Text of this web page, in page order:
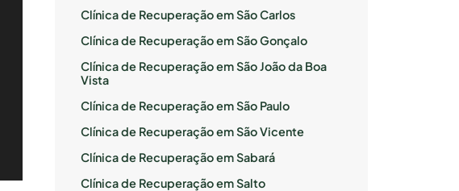
Clínica de Recuperação em São Carlos
Clínica de Recuperação em São Gonçalo
Clínica de Recuperação em São João da Boa
Vista
Clínica de Recuperação em São Paulo
Clínica de Recuperação em São Vicente
Clínica de Recuperação em Sabará
Clínica de Recuperação em Salto